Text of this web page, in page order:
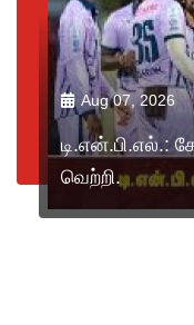
Aug 07, 2026
வெற்றி.